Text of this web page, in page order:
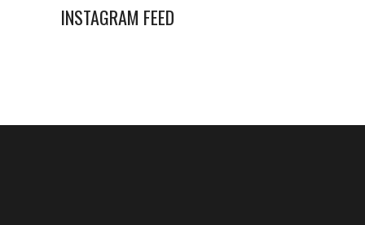
INSTAGRAM FEED